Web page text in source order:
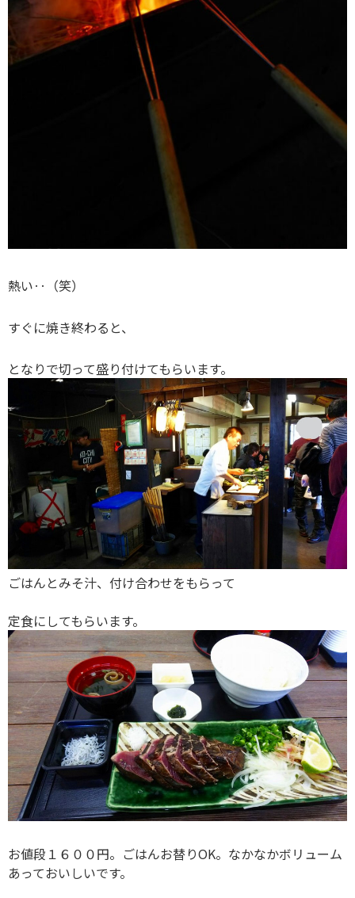
熱い‥（笑）
すぐに焼き終わると、
となりで切って盛り付けてもらいます。
ごはんとみそ汁、付け合わせをもらって
定食にしてもらいます。
お値段１６００円。ごはんお替りOK。なかなかボリューム
あっておいしいです。